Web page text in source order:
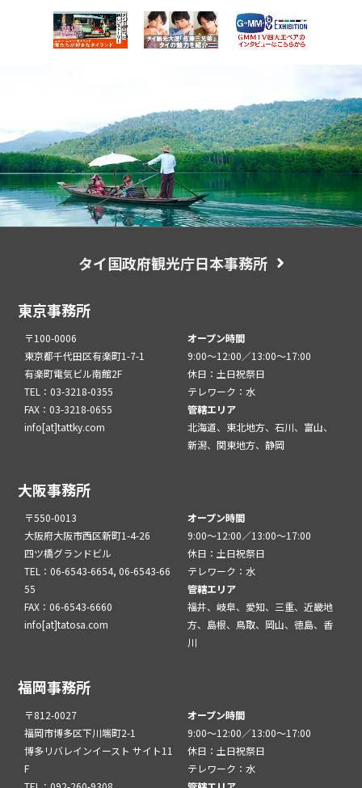
タイ国政府観光庁日本事務所
東京事務所
〒100-0006
東京都千代田区有楽町1-7-1
有楽町電気ビル南館2F
TEL：03-3218-0355
FAX：03-3218-0655
info[at]tattky.com
オープン時間
9:00～12:00／13:00～17:00
休日：土日祝祭日
テレワーク：水
管轄エリア
北海道、東北地方、石川、富山、
新潟、関東地方、静岡
大阪事務所
〒550-0013
大阪府大阪市西区新町1-4-26
四ツ橋グランドビル
TEL：06-6543-6654, 06-6543-66
55
FAX：06-6543-6660
info[at]tatosa.com
オープン時間
9:00～12:00／13:00～17:00
休日：土日祝祭日
テレワーク：水
管轄エリア
福井、岐阜、愛知、三重、近畿地
方、島根、鳥取、岡山、徳島、香
川
福岡事務所
〒812-0027
福岡市博多区下川端町2-1
博多リバレインイースト サイト11
F
オープン時間
9:00～12:00／13:00～17:00
休日：土日祝祭日
テレワーク：水